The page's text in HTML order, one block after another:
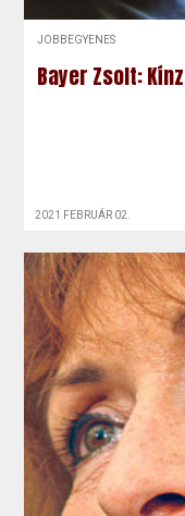
JOBBEGYENES
Bayer Zsolt:
2021 FEBRUÁR 02.